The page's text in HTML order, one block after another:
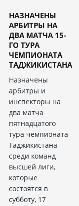
НАЗНАЧЕНЫ
АРБИТРЫ НА
ДВА МАТЧА 15-
ГО ТУРА
ЧЕМПИОНАТА
ТАДЖИКИСТАНА
Назначены
арбитры и
инспекторы на
два матча
пятнадцатого
тура чемпионата
Таджикистана
среди команд
высшей лиги,
которые
состоятся в
субботу, 17